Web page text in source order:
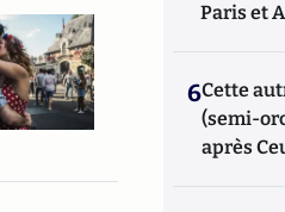
Paris et
6Cette
(semi-
après